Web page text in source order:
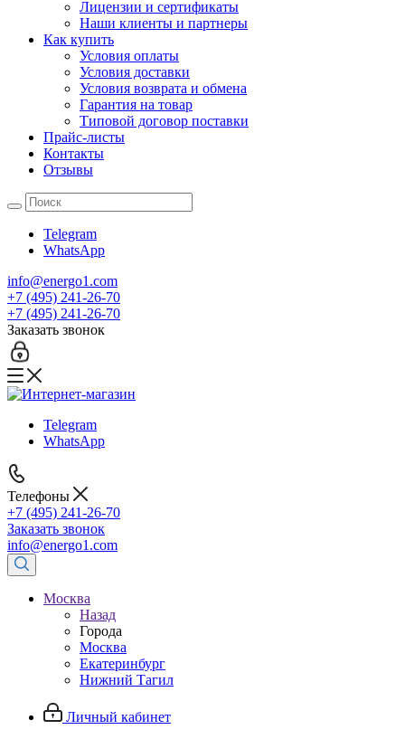
Лицензии и сертификаты
Наши клиенты и партнеры
Как купить
Условия оплаты
Условия доставки
Условия возврата и обмена
Гарантия на товар
Типовой договор поставки
Прайс-листы
Контакты
Отзывы
Telegram
WhatsApp
info@energo1.com
+7 (495) 241-26-70
+7 (495) 241-26-70
Заказать звонок
Telegram
WhatsApp
Телефоны
+7 (495) 241-26-70
Заказать звонок
info@energo1.com
Москва
Назад
Города
Москва
Екатеринбург
Нижний Тагил
Личный кабинет